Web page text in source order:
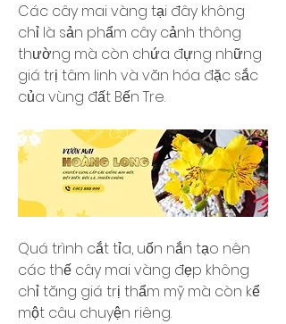
Các cây mai vàng tại đây không
chỉ là sản phẩm cây cảnh thông
thường mà còn chứa đựng những
giá trị tâm linh và văn hóa đặc sắc
của vùng đất Bến Tre.
Quá trình cắt tỉa, uốn nắn tạo nên
các thế cây mai vàng đẹp không
chỉ tăng giá trị thẩm mỹ mà còn kể
một câu chuyện riêng.